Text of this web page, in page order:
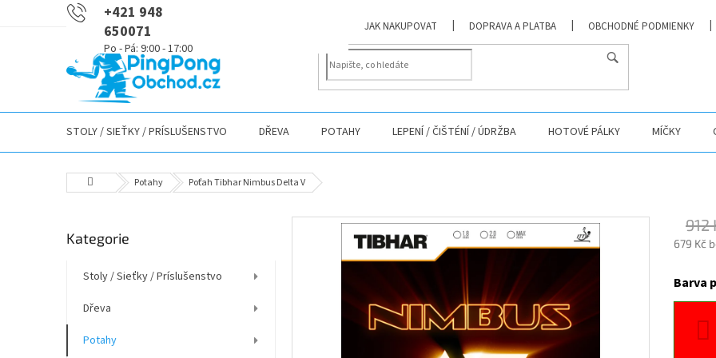
+421 948
650071
JAK NAKUPOVAT DOPRAVA A PLATBA OBCHODNÉ PODMIENKY
STOLY / SIEŤKY / PRÍSLUŠENSTVO DŘEVA POTAHY LEPENÍ / ČIŠTÉNÍ / ÚDRŽBA HOTOVÉ PÁLKY MÍČKY
Domů Potahy Poťah Tibhar Nimbus Delta V
o
n
Přeskočit
Kategorie
Stoly / Sieťky / Príslušenstvo
Dřeva
Potahy
912
679 Kč
cena:
Barva